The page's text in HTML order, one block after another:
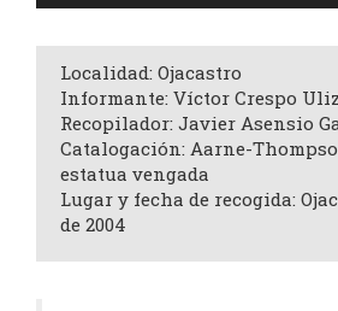
Localidad: Ojacastro
Informante: Víctor Crespo
Recopilador: Javier Asensio
Catalogación: Aarne-
estatua vengada
Lugar y fecha de recogida:
de 2004